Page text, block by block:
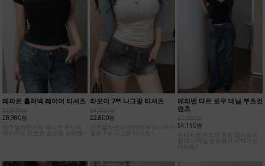
레파트 홀터넥 레이어 티셔츠
30,500원
28,980원
레이어드 한듯한 일체형 아이템 !
라모이 7부 나그랑 티셔츠
24,000원
22,800원
좋은 7부 나그랑 티셔츠 !
에리벤 다트 로우 데님 부츠컷
팬츠
57,000원
54,150원
절개 디테일 포인트가 매력적인